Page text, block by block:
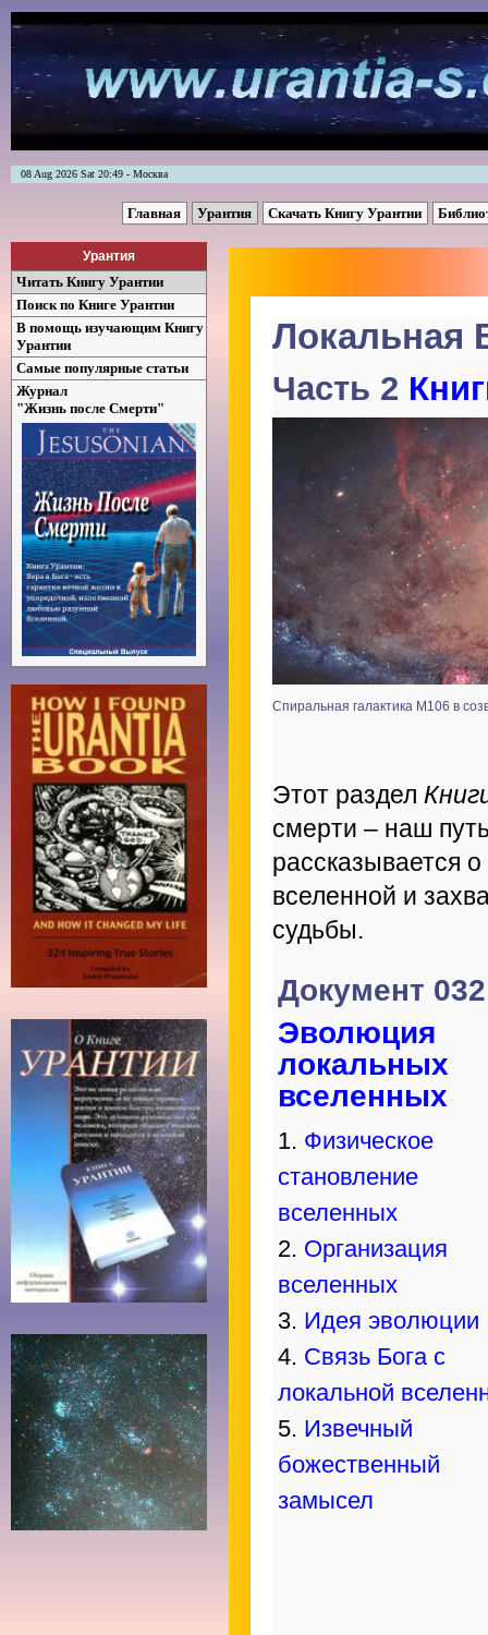
08 Aug 2026 Sat 20:49 - Москва
Главная Урантия Скачать Книгу Урантии
Урантия
Читать Книгу Урантии
Поиск по Книге Урантии
В помощь изучающим Книгу
Урантии
Самые популярные статьи
Журнал
"Жизнь после Смерти"
Локальная
Часть 2
Спиральная галактика M106 в
Этот раздел
смерти – наш
рассказывается
вселенной и
судьбы.
Документ
Эволюция
локальных
вселенных
1. Физическое
становление
вселенных
2. Организация
вселенных
3. Идея эволюции
4. Связь Бога с
локальной
5. Извечный
божественный
замысел